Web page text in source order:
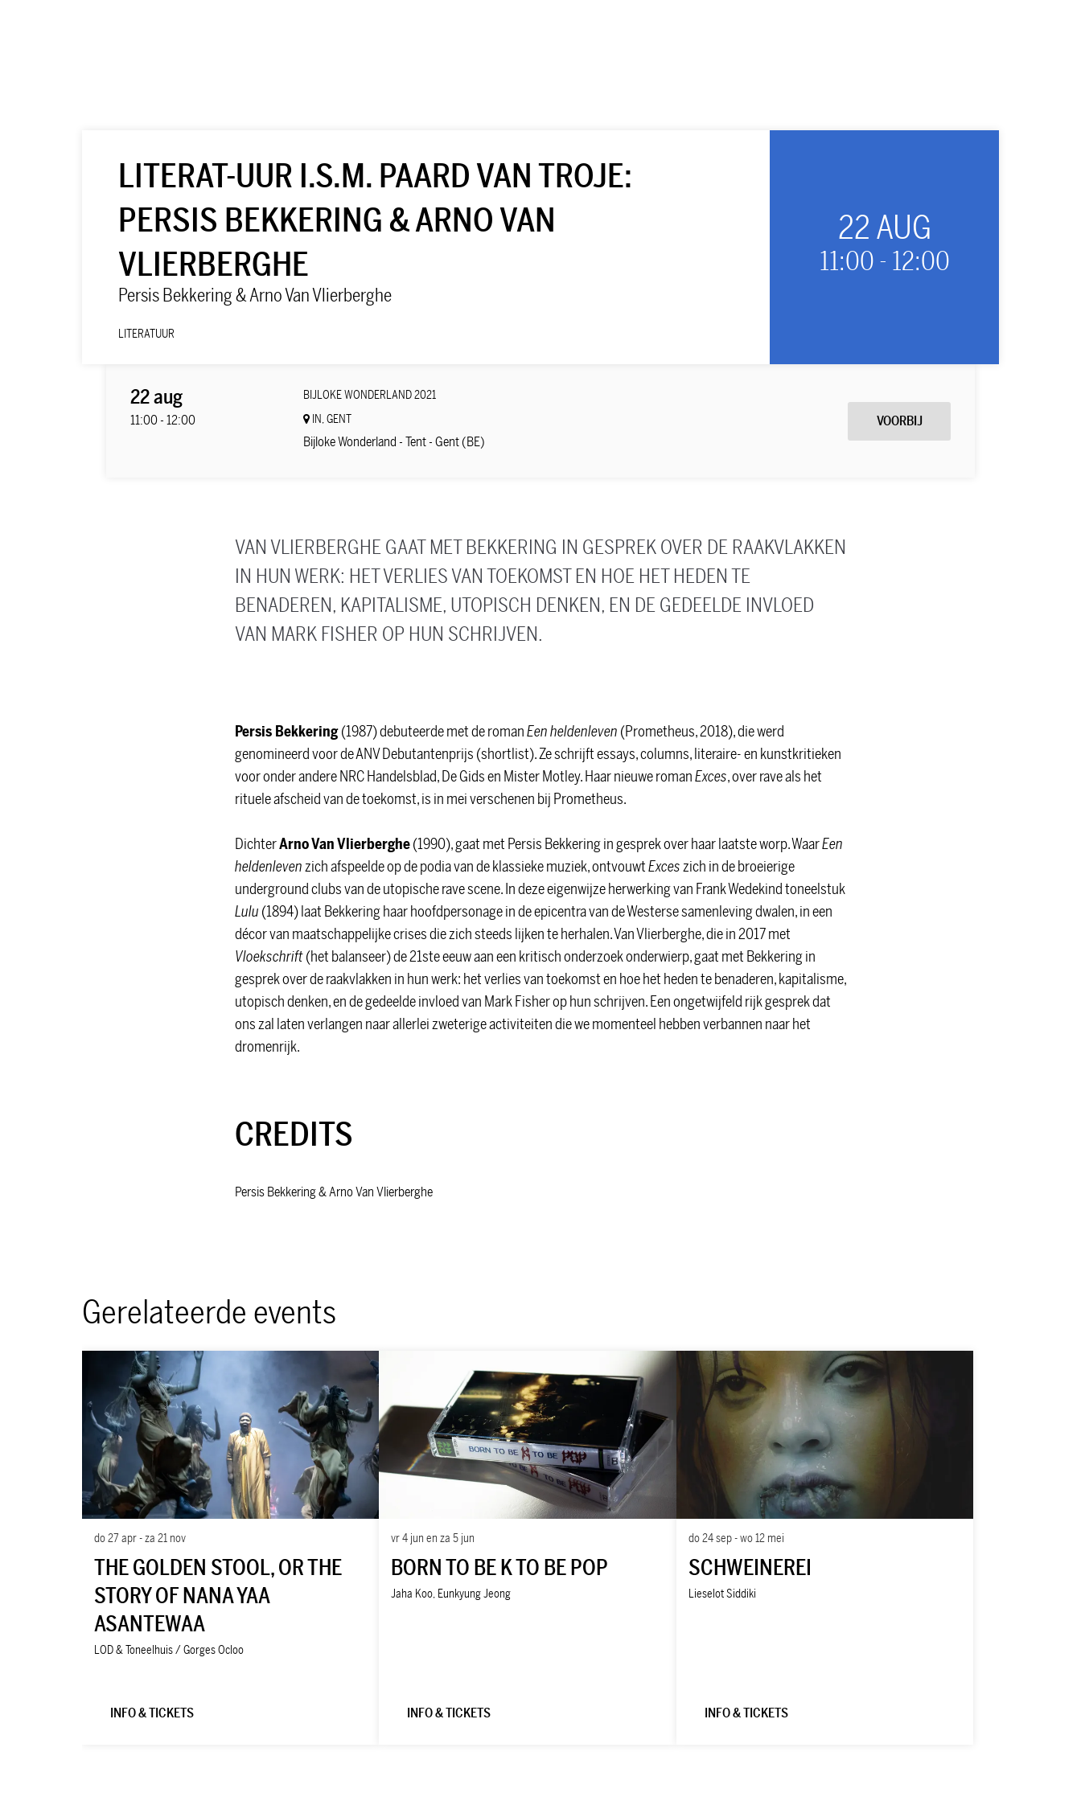
LITERAT-UUR I.S.M. PAARD VAN TROJE:
PERSIS BEKKERING & ARNO VAN
VLIERBERGHE
Persis Bekkering & Arno Van Vlierberghe
LITERATUUR
22 AUG
11:00- 12:00
22 aug
11:00-12:00
BIJLOKE WONDERLAND 2021
IN, GENT
Bijloke Wonderland - Tent - Gent (BE)
VOORBIJ
VAN VLIERBERGHE GAAT MET BEKKERING IN GESPREK OVER DE RAAKVLAKKEN
IN HUN WERK: HET VERLIES VAN TOEKOMST EN HOE HET HEDEN TE
BENADEREN, KAPITALISME, UTOPISCH DENKEN, EN DE GEDEELDE INVLOED
VAN MARK FISHER OP HUN SCHRIJVEN.
Persis Bekkering(1987) debuteerde met de romanEen heldenleven (Prometheus, 2018), die werd
genomineerd voor de ANV Debutantenprijs (shortlist). Ze schrijft essays, columns, literaire- en kunstkritieken
voor onder andere NRC Handelsblad, De Gids en Mister Motley. Haar nieuwe romanExces, over rave als het
rituele afscheid van de toekomst, is in mei verschenen bij Prometheus.
DichterArno Van Vlierberghe(1990), gaat met Persis Bekkering in gesprek over haar laatste worp. WaarEen
heldenlevenzich afspeelde op de podia van de klassieke muziek, ontvouwtExceszich in de broeierige
underground clubs van de utopische rave scene. In deze eigenwijze herwerking van Frank Wedekind toneelstuk
Lulu (1894) laat Bekkering haar hoofdpersonage in de epicentra van de Westerse samenleving dwalen, in een
décor van maatschappelijke crises die zich steeds lijken te herhalen. Van Vlierberghe, die in 2017 met
Vloekschrift(het balanseer) de 21ste eeuw aan een kritisch onderzoek onderwierp, gaat met Bekkering in
gesprek over de raakvlakken in hun werk: het verlies van toekomst en hoe het heden te benaderen, kapitalisme,
utopisch denken, en de gedeelde invloed van Mark Fisher op hun schrijven. Een ongetwijfeld rijk gesprek dat
ons zal laten verlangen naar allerlei zweterige activiteiten die we momenteel hebben verbannen naar het
dromenrijk.
CREDITS
Persis Bekkering & Arno Van Vlierberghe
Gerelateerde events
THE GOLDEN STOOL, OR THE
STORY OF NANA YAA
ASANTEWAA
LOD & Toneelhuis / Gorges Ocloo
do 27 apr-za 21 nov
INFO & TICKETS
BORN TO BE K TO BE POP
Jaha Koo, Eunkyung Jeong
vr 4 junenza 5 jun
INFO & TICKETS
SCHWEINEREI
Lieselot Siddiki
do 24 sep-wo 12 mei
INFO & TICKETS